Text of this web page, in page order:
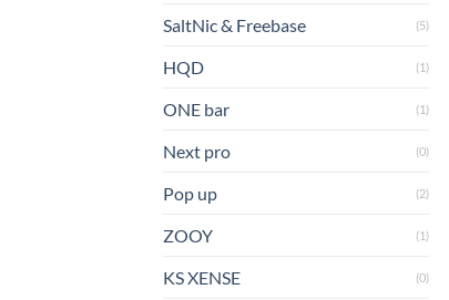
SaltNic & Freebase (5)
HQD (1)
ONE bar (1)
Next pro (0)
Pop up (2)
ZOOY (1)
KS XENSE (0)